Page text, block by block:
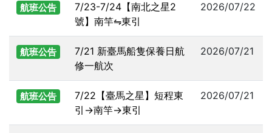
航班公告
7/23-7/24【南北之星2
號】南竿⇋東引
2026/07/22
航班公告
7/21 新臺馬船隻保養日航
修一航次
2026/07/21
航班公告
7/22【臺馬之星】短程東
引→南竿→東引
2026/07/21